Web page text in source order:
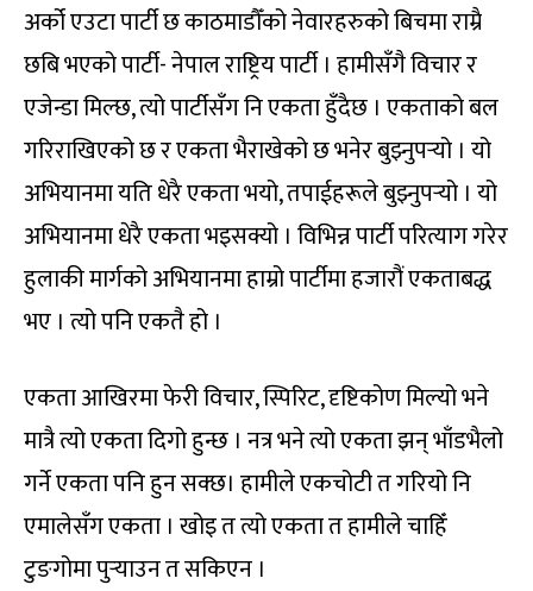
अर्को एउटा पार्टी छ काठमाडौँको नेवारहरुको बिचमा राम्रै
छबि भएको पार्टी- नेपाल राष्ट्रिय पार्टी । हामीसँगै विचार र
एजेन्डा मिल्छ, त्यो पार्टीसँग नि एकता हुँदैछ । एकताको बल
गरिराखिएको छ र एकता भैराखेको छ भनेर बुझ्नुपर्‍यो । यो
अभियानमा यति धेरै एकता भयो, तपाईहरूले बुझ्नुपर्‍यो । यो
अभियानमा धेरै एकता भइसक्यो । विभिन्न पार्टी परित्याग गरेर
हुलाकी मार्गको अभियानमा हाम्रो पार्टीमा हजारौं एकताबद्ध
भए । त्यो पनि एकतै हो ।
एकता आखिरमा फेरी विचार, स्पिरिट, दृष्टिकोण मिल्यो भने
मात्रै त्यो एकता दिगो हुन्छ । नत्र भने त्यो एकता झन् भाँडभैलो
गर्ने एकता पनि हुन सक्छ। हामीले एकचोटी त गरियो नि
एमालेसँग एकता । खोइ त त्यो एकता त हामीले चाहिँ
टुङगोमा पुर्‍याउन त सकिएन ।